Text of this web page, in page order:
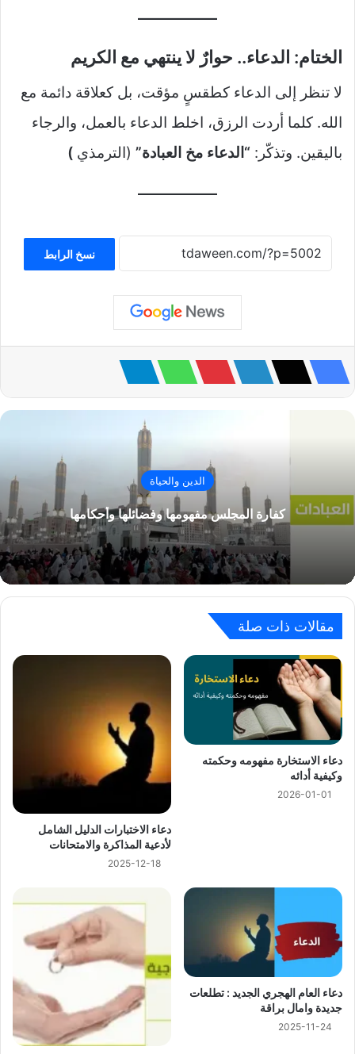
الختام: الدعاء.. حوارٌ لا ينتهي مع الكريم
لا تنظر إلى الدعاء كطقسٍ مؤقت، بل كعلاقة دائمة مع
الله. كلما أردت الرزق، اخلط الدعاء بالعمل، والرجاء
باليقين. وتذكّر: “الدعاء مخ العبادة” (الترمذي )
نسخ الرابط
الدين والحياة
كفارة المجلس مفهومها وفضائلها وأحكامها
مقالات ذات صلة
دعاء الاستخارة مفهومه وحكمته
وكيفية أدائه
2026-01-01
دعاء الاختبارات الدليل الشامل
لأدعية المذاكرة والامتحانات
2025-12-18
دعاء العام الهجري الجديد : تطلعات
جديدة وامال براقة
2025-11-24